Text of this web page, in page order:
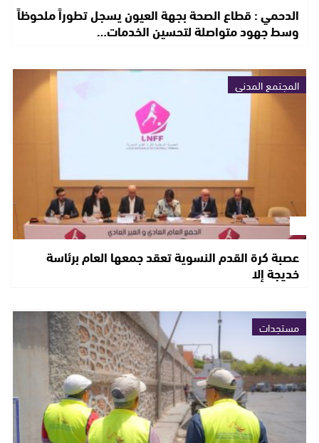
الدحمي : قطاع الصحة بجهة العيون يسجل تطوراً ملحوظاً
وسط جهود متواصلة لتحسين الخدمات…
المجتمع المدني
عصبة كرة القدم النسوية تعقد جمعها العام برئاسة
خديجة إلا
مستجدات